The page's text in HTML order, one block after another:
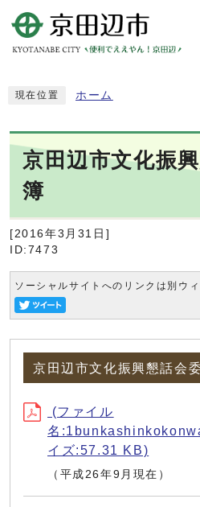
現在位置 ホーム
京田辺市文化振
簿
[2016年3月31日]
ID:7473
ソーシャルサイトへのリンクは別ウ
京田辺市文化振興懇話会
(ファイル
名
イズ:57.31 KB)
（平成26年9月現在）